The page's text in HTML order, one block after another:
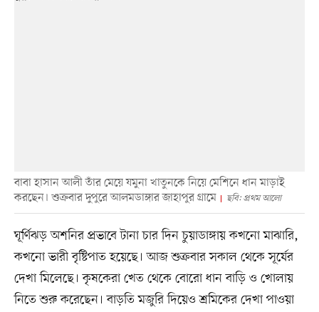
বাবা হাসান আলী তাঁর মেয়ে যমুনা খাতুনকে নিয়ে মেশিনে ধান মাড়াই
করছেন। শুক্রবার দুপুরে আলমডাঙ্গার জাহাপুর গ্রামে
ছবি: প্রথম আলো
ঘূর্ণিঝড় অশনির প্রভাবে টানা চার দিন চুয়াডাঙ্গায় কখনো মাঝারি,
কখনো ভারী বৃষ্টিপাত হয়েছে। আজ শুক্রবার সকাল থেকে সূর্যের
দেখা মিলেছে। কৃষকেরা খেত থেকে বোরো ধান বাড়ি ও খোলায়
নিতে শুরু করেছেন। বাড়তি মজুরি দিয়েও শ্রমিকের দেখা পাওয়া